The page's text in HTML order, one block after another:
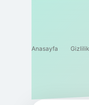
Anasayfa